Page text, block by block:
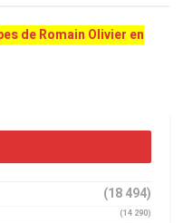
de Romain Olivier en
(18 494)
(14 290)